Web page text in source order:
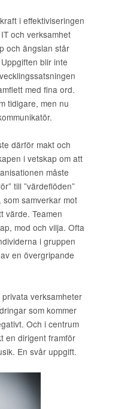
i effektiviseringen
och verksamhet
och ängslan står
blir inte
med fina ord.
tidigare, men nu
därför makt och
i vetskap om att
måste
till ”värdeflöden”
samverkar mot
värde. Teamen
mod och vilja. Ofta
i gruppen
en övergripande
verksamheter
som kommer
Och i centrum
en dirigent framför
En svår uppgift.